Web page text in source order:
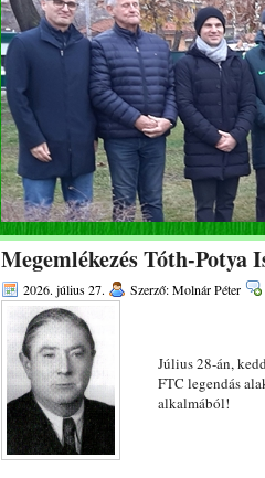
Megemlékezés Tóth-Potya
2026. július 27. Szerző: Molnár Péter
Július 28-án,
FTC legendás
alkalmából!